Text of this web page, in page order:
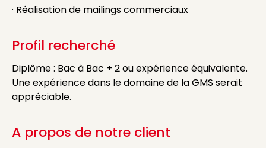
· Réalisation de mailings commerciaux
Profil recherché
Diplôme : Bac à Bac + 2 ou expérience équivalente.
Une expérience dans le domaine de la GMS serait
appréciable.
A propos de notre client